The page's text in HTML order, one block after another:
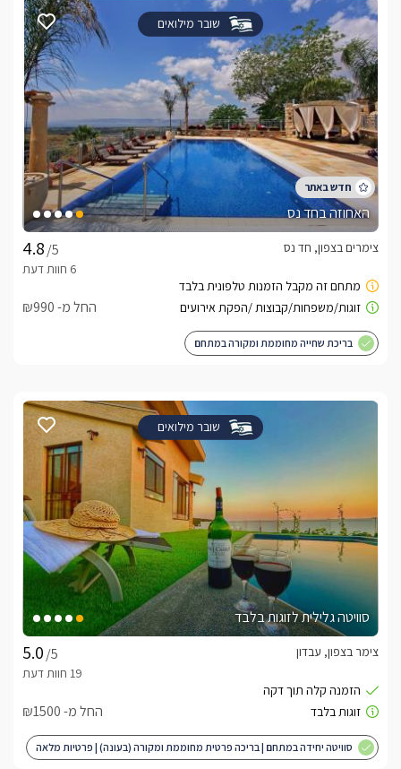
שובר מילואים
האחוזה בחד נס
/5
צימרים בצפון, חד נס
החל מ- ₪990
בריכת שחייה מחוממת ומקורה במתחם
שובר מילואים
סוויטה גלילית לזוגות בלבד
/5
צימר בצפון, עבדון
החל מ- ₪1500
סוויטה יחידה במתחם | בריכה פרטית מחוממת ומקורה (בעונה) | פרטיות מלאה